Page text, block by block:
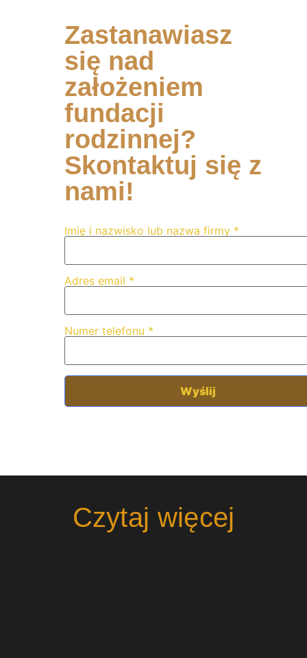
Imię i nazwisko lub nazwa firmy *
Adres email *
Numer telefonu *
Zastanawiasz
się nad
założeniem
fundacji
rodzinnej?
Skontaktuj się z
nami!
Czytaj więcej